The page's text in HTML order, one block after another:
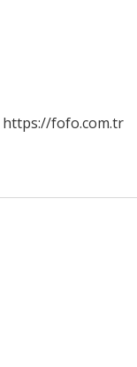
https://fofo.com.tr